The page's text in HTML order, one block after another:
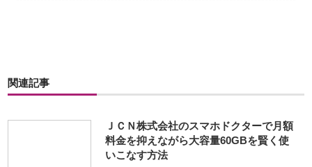
関連記事
ＪＣＮ株式会社のスマホドクターで月額
料金を抑えながら大容量60GBを賢く使
いこなす方法